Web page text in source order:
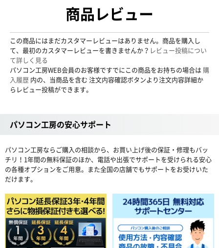
商品レビュー
この商品にはまだカスタマーレビューはありません。商品を購入し
て、最初のカスタマーレビューを書きませんか？ レビュー投稿につい
て詳しく見る
パソコン工房WEB会員のお客様ですでにこの商品をお持ちの場合は 購
入履歴 内の、当商品を含む 注文内容確認ボタンより注文内容詳細か
らレビュー投稿ができます。
パソコン工房の安心サポート
パソコン工房ならご購入の相談から、お買い上げ後の保証・修理もバッ
チリ！1年間の無料保証のほか、電話や出張でサポートを受けられる安心
の各種オプションをご用意。また全国の店舗でもサポートをお受けいた
だけます。